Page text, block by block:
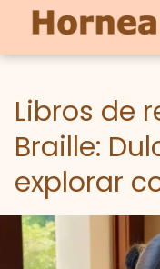
Libros de
Braille:
explorar